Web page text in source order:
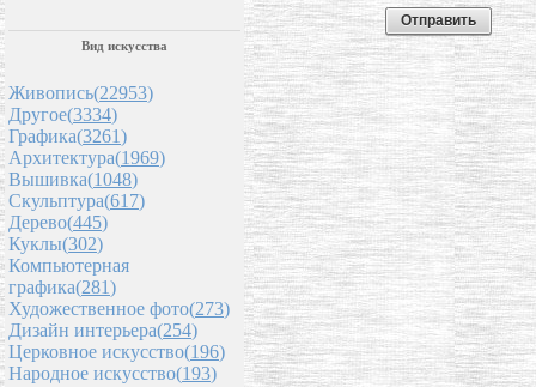
Вид искусства
Живопись(22953)
Другое(3334)
Графика(3261)
Архитектура(1969)
Вышивка(1048)
Скульптура(617)
Дерево(445)
Куклы(302)
Компьютерная
графика(281)
Художественное фото(273)
Дизайн интерьера(254)
Церковное искусство(196)
Народное искусство(193)